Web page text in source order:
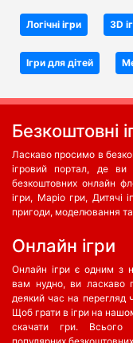
Логічні ігри 3D
Ігри для дітей
Безкоштовні
Ласкаво просимо в
ігровий портал, де
безкоштовних онлайн
ігри, Маріо гри, Дитячі
пригоди, моделювання та
Oнлайн ігри
Онлайн ігри є одним з
вам нудно, ви ласкаво
деякий час на перегляд
Щоб грати в ігри на
скачати гри. Всього